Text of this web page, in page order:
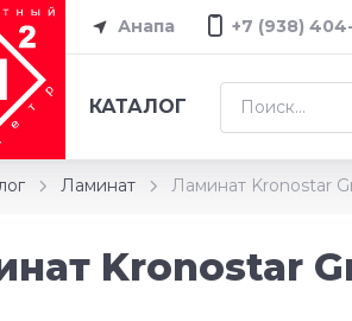
Анапа +7 (938)
КАТАЛОГ
Ламинат Ламинат Kronostar
Kronostar